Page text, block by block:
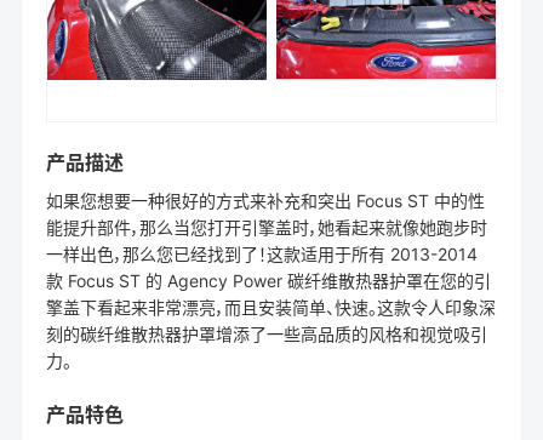
产品描述
如果您想要一种很好的方式来补充和突出 Focus ST 中的性
能提升部件，那么当您打开引擎盖时，她看起来就像她跑步时
一样出色，那么您已经找到了！这款适用于所有 2013-2014
款 Focus ST 的 Agency Power 碳纤维散热器护罩在您的引
擎盖下看起来非常漂亮，而且安装简单、快速。这款令人印象深
刻的碳纤维散热器护罩增添了一些高品质的风格和视觉吸引
力。
产品特色